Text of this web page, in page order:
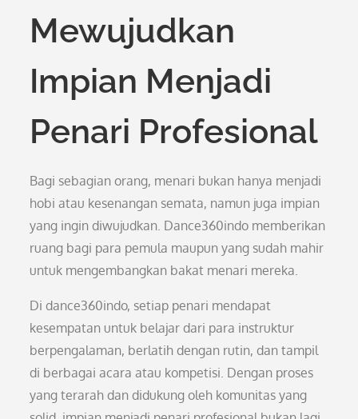
Mewujudkan
Impian Menjadi
Penari Profesional
Bagi sebagian orang, menari bukan hanya menjadi
hobi atau kesenangan semata, namun juga impian
yang ingin diwujudkan. Dance360indo memberikan
ruang bagi para pemula maupun yang sudah mahir
untuk mengembangkan bakat menari mereka.
Di dance360indo, setiap penari mendapat
kesempatan untuk belajar dari para instruktur
berpengalaman, berlatih dengan rutin, dan tampil
di berbagai acara atau kompetisi. Dengan proses
yang terarah dan didukung oleh komunitas yang